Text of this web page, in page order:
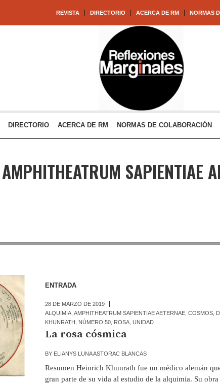
REVISTA DIRECTORIO ACERCA DE RM NORMAS
DIRECTORIO ACERCA DE RM NORMAS DE COLABORACIÓN
AMPHITHEATRUM SAPIENTIAE
ENTRADA
28 DE MARZO DE 2019
ALQUIMIA, AMPHITHEATRUM SAPIENTIAE AETERNAE, COSMOS,
KHUNRATH
NÚMERO 50, ROSA, UNIDAD
La rosa cósmica
BY ELIANYS LUNA ASTORAC BLANCAS
Resumen Heinrich Khunrath fue un médico alemán
gran parte de su vida al estudio de la alquimia. Su obra